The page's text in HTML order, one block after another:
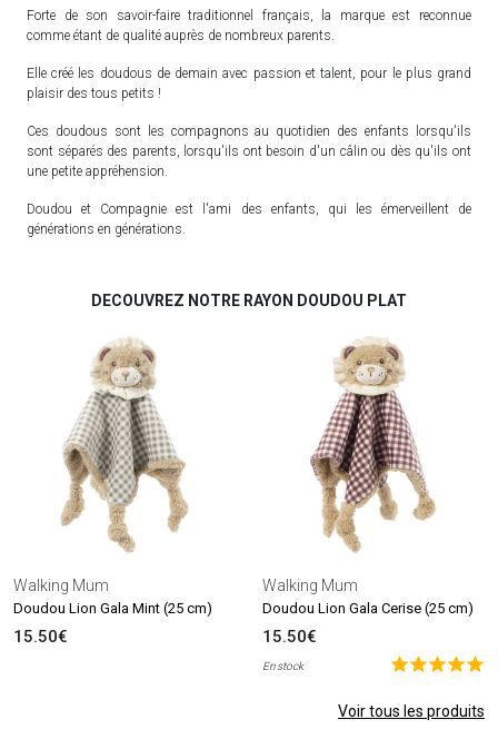
Forte de son savoir-faire traditionnel français, la marque est reconnue
comme étant de qualité auprès de nombreux parents.
Elle créé les doudous de demain avec passion et talent, pour le plus grand
plaisir des tous petits !
Ces doudous sont les compagnons au quotidien des enfants lorsqu'ils
sont séparés des parents, lorsqu'ils ont besoin d'un câlin ou dès qu'ils ont
une petite appréhension.
Doudou et Compagnie est l'ami des enfants, qui les émerveillent de
générations en générations.
DECOUVREZ NOTRE RAYON DOUDOU PLAT
Walking Mum
Doudou Lion Gala Mint (25 cm)
15.50€
Walking Mum
Doudou Lion Gala Cerise (25 cm)
15.50€
En stock
Voir tous les produits